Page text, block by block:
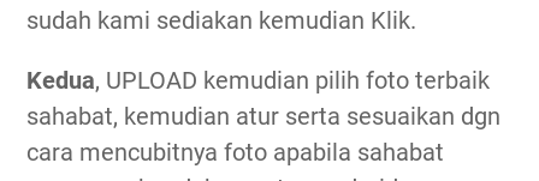
sudah kami sediakan kemudian Klik.
Kedua, UPLOAD kemudian pilih foto terbaik
sahabat, kemudian atur serta sesuaikan dgn
cara mencubitnya foto apabila sahabat